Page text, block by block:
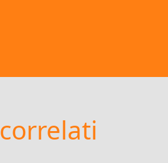
correlati